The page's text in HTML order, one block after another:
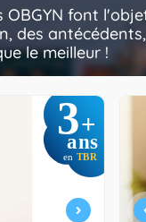
OBGYN font
des
le meilleur !
3+
ans
en TBR